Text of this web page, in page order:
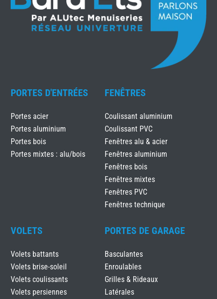
PORTES D'ENTRÉES
Portes acier
Portes aluminium
Portes bois
Portes mixtes : alu/bois
FENÊTRES
Coulissant aluminium
Coulissant PVC
Fenêtres alu & acier
Fenêtres aluminium
Fenêtres bois
Fenêtres mixtes
Fenêtres PVC
Fenêtres technique
VOLETS
Volets battants
Volets brise-soleil
Volets coulissants
Volets persiennes
PORTES DE GARAGE
Basculantes
Enroulables
Grilles & Rideaux
Latérales